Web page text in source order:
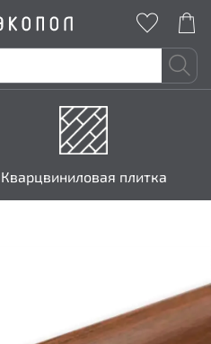
Кварцвиниловая плитка